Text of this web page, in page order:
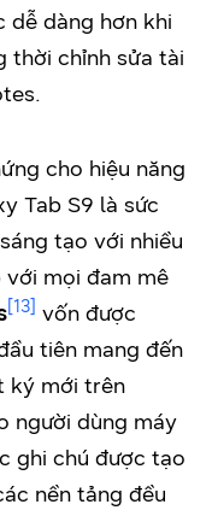
dễ dàng hơn khi
thời chỉnh sửa tài
cho hiệu năng
Tab S9 là sức
tạo với nhiều
với mọi đam mê
[13] vốn được
tiên mang đến
ký mới trên
người dùng máy
ghi chú được tạo
nền tảng đều